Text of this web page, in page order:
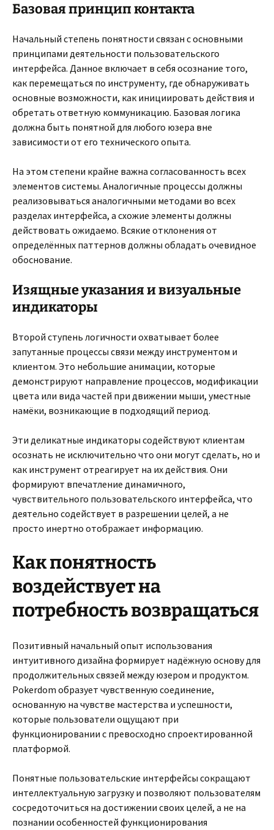
Базовая принцип контакта
Начальный степень понятности связан с основными
принципами деятельности пользовательского
интерфейса. Данное включает в себя осознание того,
как перемещаться по инструменту, где обнаруживать
основные возможности, как инициировать действия и
обретать ответную коммуникацию. Базовая логика
должна быть понятной для любого юзера вне
зависимости от его технического опыта.
На этом степени крайне важна согласованность всех
элементов системы. Аналогичные процессы должны
реализовываться аналогичными методами во всех
разделах интерфейса, а схожие элементы должны
действовать ожидаемо. Всякие отклонения от
определённых паттернов должны обладать очевидное
обоснование.
Изящные указания и визуальные
индикаторы
Второй ступень логичности охватывает более
запутанные процессы связи между инструментом и
клиентом. Это небольшие анимации, которые
демонстрируют направление процессов, модификации
цвета или вида частей при движении мыши, уместные
намёки, возникающие в подходящий период.
Эти деликатные индикаторы содействуют клиентам
осознать не исключительно что они могут сделать, но и
как инструмент отреагирует на их действия. Они
формируют впечатление динамичного,
чувствительного пользовательского интерфейса, что
деятельно содействует в разрешении целей, а не
просто инертно отображает информацию.
Как понятность
воздействует на
потребность возвращаться
Позитивный начальный опыт использования
интуитивного дизайна формирует надёжную основу для
продолжительных связей между юзером и продуктом.
Pokerdom образует чувственную соединение,
основанную на чувстве мастерства и успешности,
которые пользователи ощущают при
функционировании с превосходно спроектированной
платформой.
Понятные пользовательские интерфейсы сокращают
интеллектуальную загрузку и позволяют пользователям
сосредоточиться на достижении своих целей, а не на
познании особенностей функционирования